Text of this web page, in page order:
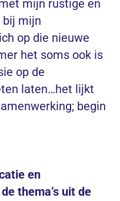
mijn rustige en
bij mijn
op die nieuwe
het soms ook is
op de
laten…het lijkt
begin
en
thema’s uit de